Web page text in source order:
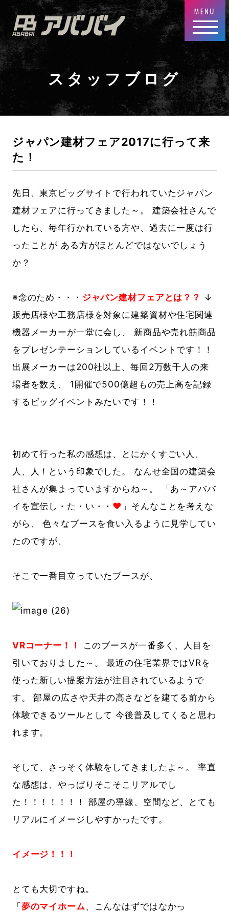
スタッフブログ
ジャパン建材フェア2017に行って来
た！
先日、東京ビッグサイトで行われていたジャパン
建材フェアに行ってきました～。 建築会社さんで
したら、毎年行かれている方や、過去に一度は行
ったことが ある方がほとんどではないでしょう
か？
※念のため・・・ ジャパン建材フェアとは？？
↓
販売店様や工務店様を対象に建築資材や住宅関連
機器メーカーが一堂に会し、 新商品や売れ筋商品
をプレゼンテーションしているイベントです！！
出展メーカーは200社以上、毎回2万数千人の来
場者を数え、 1開催で500億超もの売上高を記録
するビッグイベントみたいです！！
初めて行った私の感想は、とにかくすごい人、
人、人！という印象でした。 なんせ全国の建築会
社さんが集まっていますからね～。 「あ～アババ
イを宣伝し・た・い・・ ❤ 」そんなことを考えな
がら、 色々なブースを食い入るように見学してい
たのですが、
そこで一番目立っていたブースが、
VRコーナー！！
このブースが一番多く、人目を
引いておりました～。 最近の住宅業界ではVRを
使った新しい提案方法が注目されているようで
す。 部屋の広さや天井の高さなどを建てる前から
体験できるツールとして 今後普及してくると思わ
れます。
そして、さっそく体験をしてきましたよ～。 率直
な感想は、やっぱりそこそこリアルでし
た！！！！！！！ 部屋の導線、空間など、とても
リアルにイメージしやすかったです。
イメージ！！！
とても大切ですね。
「夢のマイホーム、こんなはずではなかっ